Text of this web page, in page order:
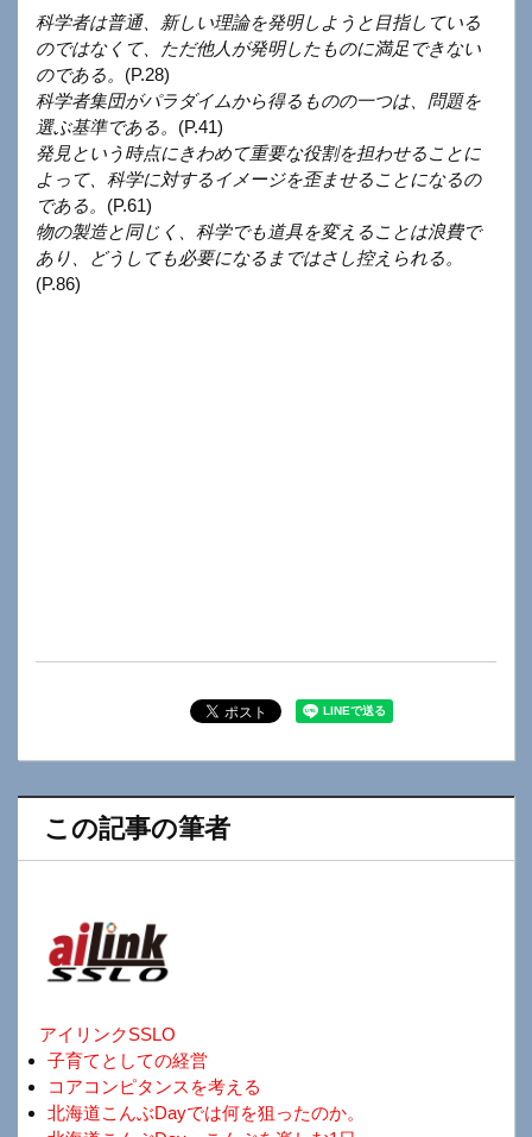
科学者は普通、新しい理論を発明しようと目指している
のではなくて、ただ他人が発明したものに満足できない
のである。 (P.28)
科学者集団がパラダイムから得るものの一つは、問題を
選ぶ基準である。 (P.41)
発見という時点にきわめて重要な役割を担わせることに
よって、科学に対するイメージを歪ませることになるの
である。 (P.61)
物の製造と同じく、科学でも道具を変えることは浪費で
あり、どうしても必要になるまではさし控えられる。
(P.86)
この記事の筆者
アイリンクSSLO
子育てとしての経営
コアコンピタンスを考える
北海道こんぶDayでは何を狙ったのか。